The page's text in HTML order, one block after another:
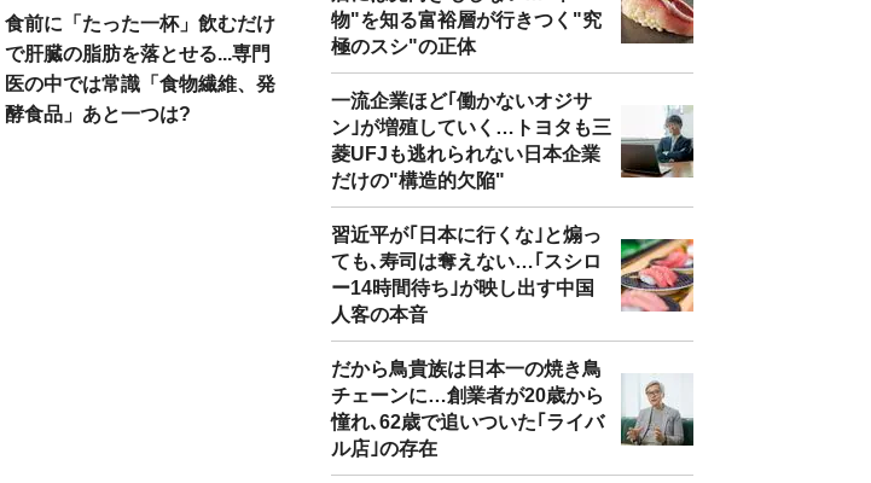
食前に「たった一杯」飲むだけ
で肝臓の脂肪を落とせる...専門
医の中では常識「食物繊維、発
酵食品」あと一つは?
物"を知る富裕層が行きつく"究
極のスシ"の正体
一流企業ほど｢働かないオジサ
ン｣が増殖していく…トヨタも三
菱UFJも逃れられない日本企業
だけの"構造的欠陥"
習近平が｢日本に行くな｣と煽っ
ても､寿司は奪えない…｢スシロ
ー14時間待ち｣が映し出す中国
人客の本音
だから鳥貴族は日本一の焼き鳥
チェーンに…創業者が20歳から
憧れ､62歳で追いついた｢ライバ
ル店｣の存在